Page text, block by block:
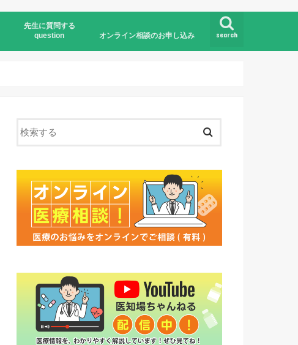
search
先生に質問する
question
オンライン相談のお申し込み